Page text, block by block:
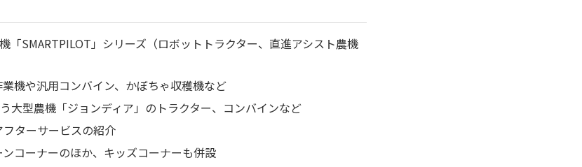
「SMARTPILOT」シリーズ（ロボットトラクター、直進アシスト農機
機や汎用コンバイン、かぼちゃ収穫機など
大型農機「ジョンディア」のトラクター、コンバインなど
ターサービスの紹介
コーナーのほか、キッズコーナーも併設